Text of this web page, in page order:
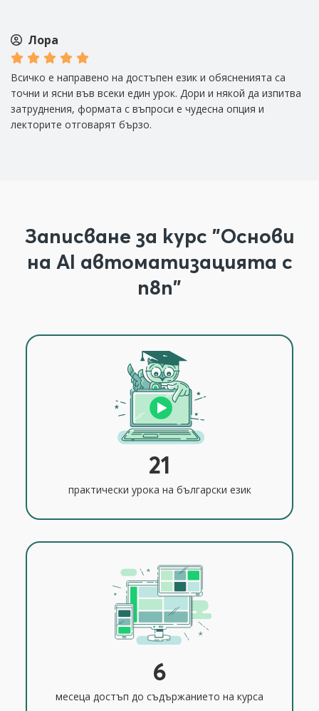
Лора
Всичко е направено на достъпен език и обясненията са
точни и ясни във всеки един урок. Дори и някой да изпитва
затруднения, формата с въпроси е чудесна опция и
лекторите отговарят бързо.
Записване за курс "Основи
на AI автоматизацията с
n8n"
21
практически урока на български език
6
месеца достъп до съдържанието на курса